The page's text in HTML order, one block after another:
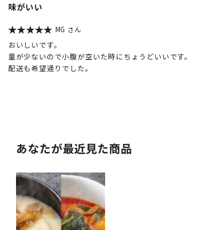
味がいい
MG
おいしいです。
量が少ないので小腹が空いた時にちょうどいいです。
配送も希望通りでした。
あなたが最近見た商品